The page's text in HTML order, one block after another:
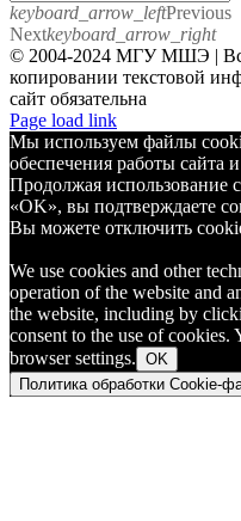
keyboard_arrow_leftPrevious
Nextkeyboard_arrow_right
© 2004-2024 МГУ МШЭ |
копировании текстовой
сайт обязательна
Telegram
Page load link
Мы используем файлы
обеспечения работы сайта
Продолжая использование
«OK», вы подтверждаете
Вы можете отключить
We use cookies and other
operation of the website and
the website, including by
consent to the use of cookies.
browser settings. OK
Политика обработки Cookie-